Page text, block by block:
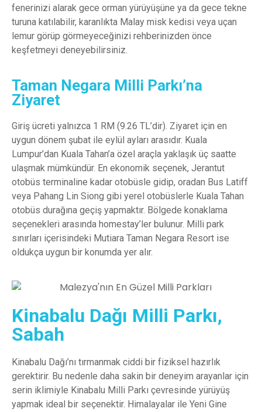
fenerinizi alarak gece orman yürüyüşüne ya da gece tekne
turuna katılabilir, karanlıkta Malay misk kedisi veya uçan
lemur görüp görmeyeceğinizi rehberinizden önce
keşfetmeyi deneyebilirsiniz.
Taman Negara Milli Parkı’na
Ziyaret
Giriş ücreti yalnızca 1 RM (9.26 TL’dir). Ziyaret için en
uygun dönem şubat ile eylül ayları arasıdır. Kuala
Lumpur’dan Kuala Tahan’a özel araçla yaklaşık üç saatte
ulaşmak mümkündür. En ekonomik seçenek, Jerantut
otobüs terminaline kadar otobüsle gidip, oradan Bus Latiff
veya Pahang Lin Siong gibi yerel otobüslerle Kuala Tahan
otobüs durağına geçiş yapmaktır. Bölgede konaklama
seçenekleri arasında homestay’ler bulunur. Milli park
sınırları içerisindeki Mutiara Taman Negara Resort ise
oldukça uygun bir konumda yer alır.
Kinabalu Dağı Milli Parkı,
Sabah
Kinabalu Dağı’nı tırmanmak ciddi bir fiziksel hazırlık
gerektirir. Bu nedenle daha sakin bir deneyim arayanlar için
serin iklimiyle Kinabalu Milli Parkı çevresinde yürüyüş
yapmak ideal bir seçenektir. Himalayalar ile Yeni Gine